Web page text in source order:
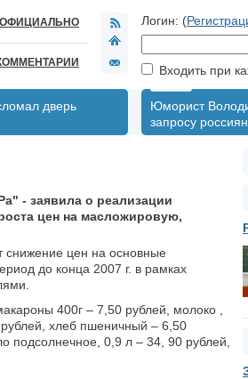
ОФИЦИАЛЬНО Логин: (
Входить при
дверь
Юморист
запросу
- заявила о реализации
цен на масложировую,
снижение цен на основные
до конца 2007 г. в рамках
400г – 7,50 рублей, молоко ,
хлеб пшеничный – 6,50
подсолнечное, 0,9 л – 34, 90 рублей,